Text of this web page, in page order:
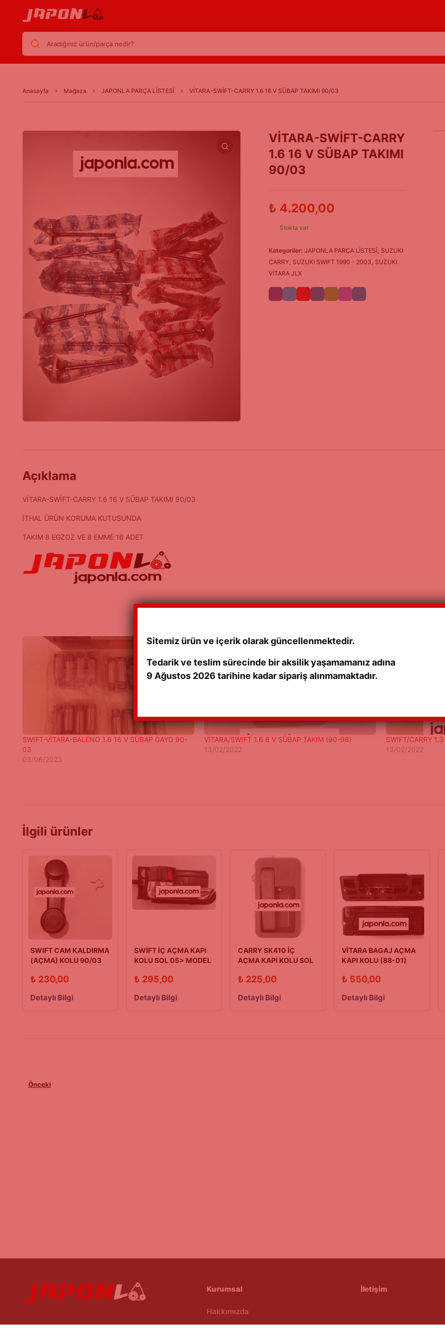
Aradığınız ürün/parça nedir?
Anasayfa Mağaza JAPONLA PARÇA LİSTESİ VİTARA-SWİFT-CARRY 1.6 16 V SÜBAP TAKIMI 90/03
VİTARA-SWİFT-CARRY
1.6 16 V SÜBAP TAKIMI
90/03
₺ 4.200,00
Stokta var
Kategoriler: JAPONLA PARÇA LİSTESİ, SUZUKI
CARRY, SUZUKI SWIFT 1990 - 2003, SUZUKI
VİTARA JLX
Açıklama
VİTARA-SWİFT-CARRY 1.6 16 V SÜBAP TAKIMI 90/03
İTHAL ÜRÜN KORUMA KUTUSUNDA
TAKIM 8 EGZOZ VE 8 EMME 16 ADET
SWIFT-VİTARA-BALENO 1.6 16 V SÜBAP GAYD 90-
03
03/06/2023
VİTARA/SWIFT 1.6 8 V SÜBAP TAKIM (90-98)
13/02/2022
SWIFT/CARRY
13/02/2022
İlgili ürünler
SWIFT CAM KALDIRMA
(AÇMA) KOLU 90/03
₺ 230,00
Detaylı Bilgi
SWİFT İÇ AÇMA KAPI
KOLU SOL 05> MODEL
₺ 295,00
Detaylı Bilgi
CARRY SK410 İÇ
AÇMA KAPI KOLU SOL
₺ 225,00
Detaylı Bilgi
VİTARA BAGAJ AÇMA
KAPI KOLU (88-01)
₺ 550,00
Detaylı Bilgi
Önceki
Kurumsal
Hakkımızda
İletişim
Sitemiz ürün ve içerik olarak güncellenmektedir.
Tedarik ve teslim sürecinde bir aksilik yaşamamanız adına
9 Ağustos 2026 tarihine kadar sipariş alınmamaktadır.